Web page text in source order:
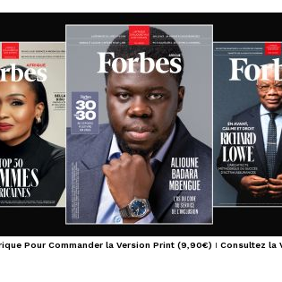
Pour Commander la Version Print (9,90€) I Consultez la